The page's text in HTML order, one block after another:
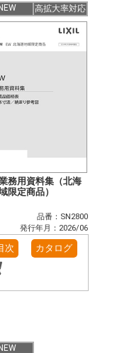
高拡大率対応
務用資料集（北海
限定商品）
品番：SN2800
発行年月：2026/06
次 カタログ
NEW